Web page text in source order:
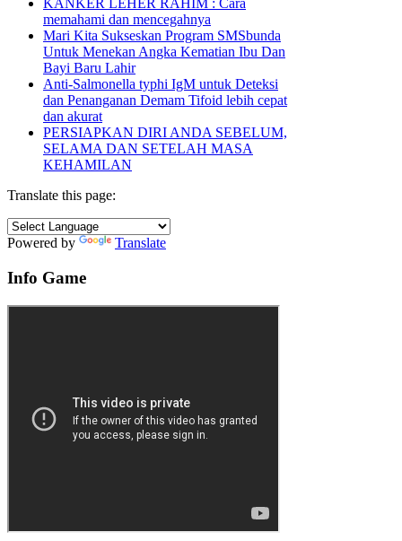
KANKER LEHER RAHIM : Cara
memahami dan mencegahnya
Mari Kita Sukseskan Program SMSbunda
Untuk Menekan Angka Kematian Ibu Dan
Bayi Baru Lahir
Anti-Salmonella typhi IgM untuk Deteksi
dan Penanganan Demam Tifoid lebih cepat
dan akurat
PERSIAPKAN DIRI ANDA SEBELUM,
SELAMA DAN SETELAH MASA
KEHAMILAN
Translate this page:
Powered by Translate
Info Game